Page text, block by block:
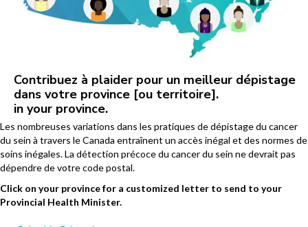
Contribuez à plaider pour un meilleur dépistage
dans votre province [ou territoire].
in your province.
Les nombreuses variations dans les pratiques de dépistage du cancer
du sein à travers le Canada entraînent un accès inégal et des normes de
soins inégales. La détection précoce du cancer du sein ne devrait pas
dépendre de votre code postal.
Click on your province for a customized letter to send to your
Provincial Health Minister.